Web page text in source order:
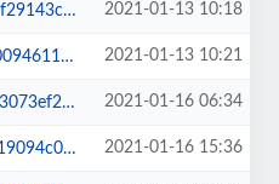
2021-01-13 10:18
2021-01-13 10:21
2021-01-16 06:34
2021-01-16 15:36